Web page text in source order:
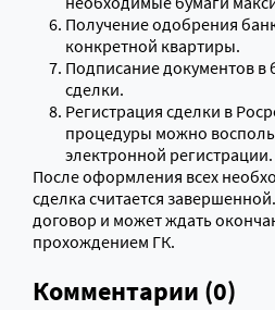
Получение одобрения
конкретной квартиры.
Подписание документов в
сделки.
Регистрация сделки в
процедуры можно
электронной регистрации.
После оформления всех
сделка считается
договор и может ждать
прохождением ГК.
Комментарии (0)